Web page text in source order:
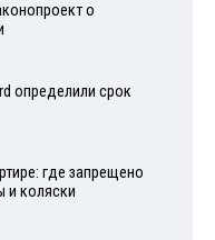
о
определили срок
где запрещено
и коляски